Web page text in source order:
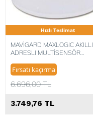
Hızlı Teslimat
MAVİGARD MAXLOGIC AKILLI
ADRESLI MULTİSENSÖR
ML-1140
Fırsatı kaçırma
6.696,00 TL
3.749,76 TL